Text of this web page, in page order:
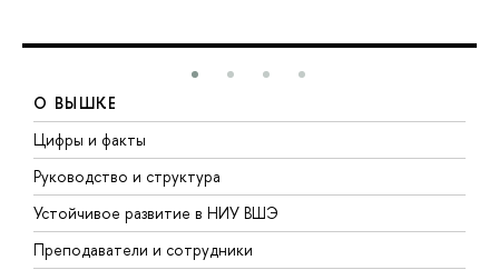
О ВЫШКЕ
Цифры и факты
Руководство и структура
Устойчивое развитие в НИУ ВШЭ
Преподаватели и сотрудники